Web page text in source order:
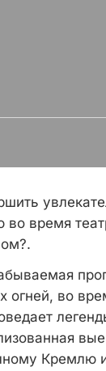
время
огней, во
Кремлю